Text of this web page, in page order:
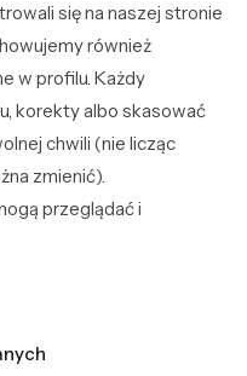
się na naszej stronie
również
w profilu. Każdy
korekty albo skasować
chwili (nie licząc
zmienić).
przeglądać i